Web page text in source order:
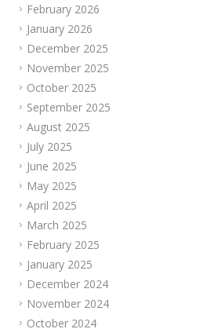
February 2026
January 2026
December 2025
November 2025
October 2025
September 2025
August 2025
July 2025
June 2025
May 2025
April 2025
March 2025
February 2025
January 2025
December 2024
November 2024
October 2024